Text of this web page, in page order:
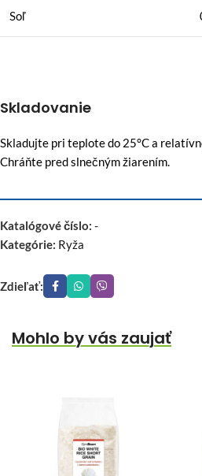
Soľ
Skladovanie
Skladujte pri teplote do 25°C a
Chráňte pred slnečným žiarením.
Katalógové číslo: -
Kategórie: Ryža
Zdieľať:
Mohlo by vás zaujať